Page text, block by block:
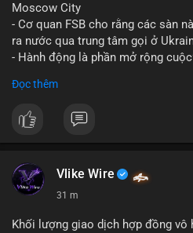
Moscow City
- Cơ quan FSB cho rằng các sàn
ra nước qua trung tâm gọi ở
- Hành động là phần mở rộng
#vlikevn #titanbot
📰 Nguồn: Cointelegraph
Đọc thêm
Vlike Wire
31 m
Khối lượng giao dịch hợp đồng vô